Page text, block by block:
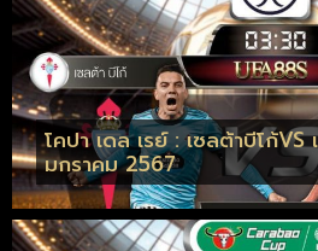
โคปา เดล เรย์ : เซลต้าบีโก้VS
มกราคม 2567